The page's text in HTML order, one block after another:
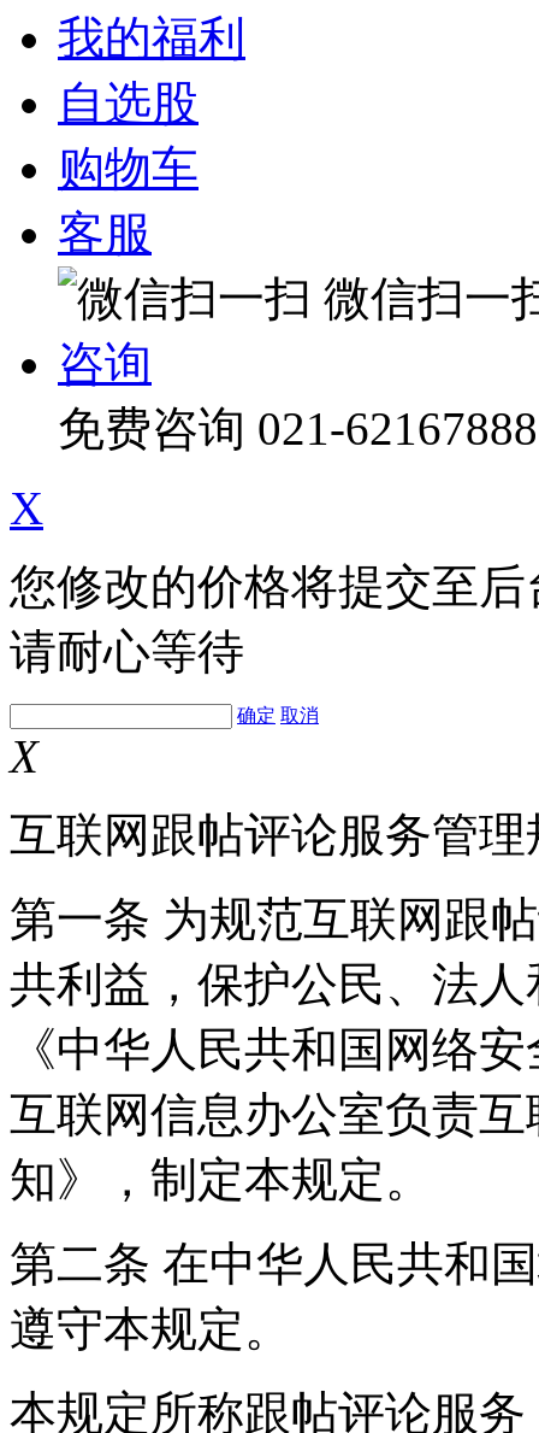
我的福利
自选股
购物车
客服
微信扫一
咨询
免费咨询 021-62167888
X
您修改的价格将提交至
请耐心等待
确定 取消
X
互联网跟帖评论服务管理
第一条 为规范互联网跟
共利益，保护公民、法
《中华人民共和国网络
互联网信息办公室负责
知》，制定本规定。
第二条 在中华人民共和
遵守本规定。
本规定所称跟帖评论服